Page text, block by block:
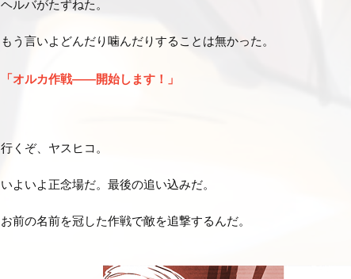
ヘルバがたずねた。
もう言いよどんだり噛んだりすることは無かった。
「オルカ作戦――開始します！」
行くぞ、ヤスヒコ。
いよいよ正念場だ。最後の追い込みだ。
お前の名前を冠した作戦で敵を追撃するんだ。